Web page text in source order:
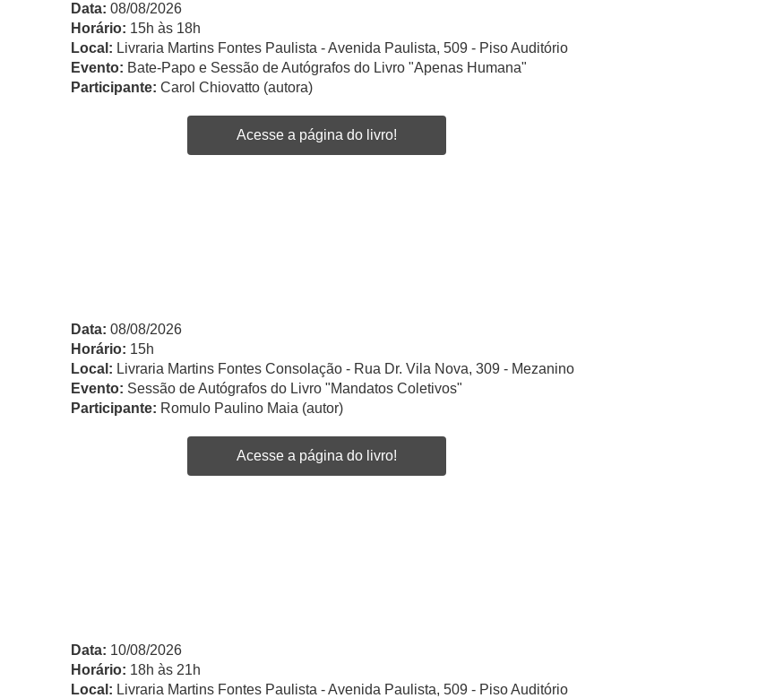
Data: 08/08/2026
Horário: 15h às 18h
Local: Livraria Martins Fontes Paulista - Avenida Paulista, 509 - Piso Auditório
Evento: Bate-Papo e Sessão de Autógrafos do Livro "Apenas Humana"
Participante: Carol Chiovatto (autora)
Acesse a página do livro!
Data: 08/08/2026
Horário: 15h
Local: Livraria Martins Fontes Consolação - Rua Dr. Vila Nova, 309 - Mezanino
Evento: Sessão de Autógrafos do Livro "Mandatos Coletivos"
Participante: Romulo Paulino Maia (autor)
Acesse a página do livro!
Data: 10/08/2026
Horário: 18h às 21h
Local: Livraria Martins Fontes Paulista - Avenida Paulista, 509 - Piso Auditório